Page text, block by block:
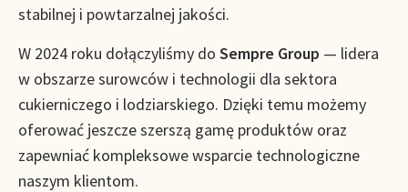
stabilnej i powtarzalnej jakości.
W 2024 roku dołączyliśmy do Sempre Group — lidera
w obszarze surowców i technologii dla sektora
cukierniczego i lodziarskiego. Dzięki temu możemy
oferować jeszcze szerszą gamę produktów oraz
zapewniać kompleksowe wsparcie technologiczne
naszym klientom.